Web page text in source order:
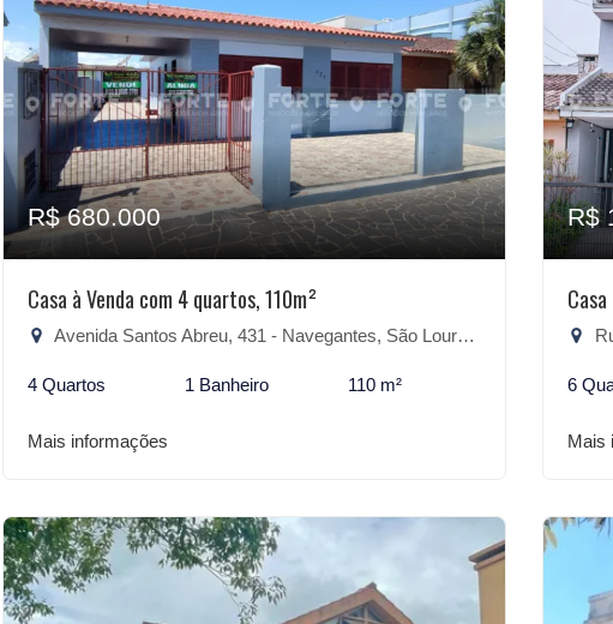
R$ 680.000
Casa à Venda com 4 quartos, 110m²
Avenida Santos Abreu, 431 - Navegantes, São Lourenço do Sul-RS
4 Quartos 1 Banheiro 110 m²
Mais informações
R$
6
Mais